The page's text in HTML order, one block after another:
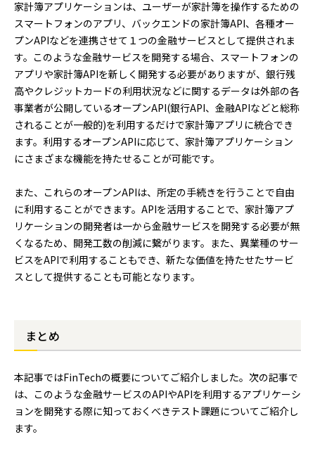
家計簿アプリケーションは、ユーザーが家計簿を操作するための
スマートフォンのアプリ、バックエンドの家計簿API、各種オー
プンAPIなどを連携させて１つの金融サービスとして提供されま
す。このような金融サービスを開発する場合、スマートフォンの
アプリや家計簿APIを新しく開発する必要がありますが、銀行残
高やクレジットカードの利用状況などに関するデータは外部の各
事業者が公開しているオープンAPI(銀行API、金融APIなどと総称
されることが一般的)を利用するだけで家計簿アプリに統合でき
ます。利用するオープンAPIに応じて、家計簿アプリケーション
にさまざまな機能を持たせることが可能です。
また、これらのオープンAPIは、所定の手続きを行うことで自由
に利用することができます。APIを活用することで、家計簿アプ
リケーションの開発者は一から金融サービスを開発する必要が無
くなるため、開発工数の削減に繋がります。また、異業種のサー
ビスをAPIで利用することもでき、新たな価値を持たせたサービ
スとして提供することも可能となります。
まとめ
本記事ではFinTechの概要についてご紹介しました。次の記事で
は、このような金融サービスのAPIやAPIを利用するアプリケーシ
ョンを開発する際に知っておくべきテスト課題についてご紹介し
ます。